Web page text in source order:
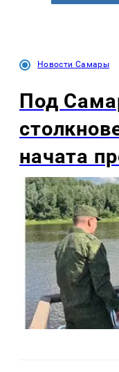
Новости Самары
Под
начата